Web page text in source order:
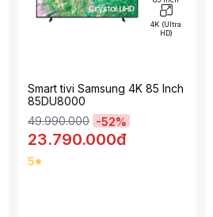
4K (Ultra
HD)
Smart tivi Samsung 4K 85 Inch
85DU8000
49.990.000 -52%
23.790.000đ
5